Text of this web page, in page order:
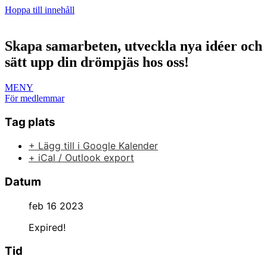
Hoppa till innehåll
Skapa samarbeten, utveckla nya idéer och
sätt upp din drömpjäs hos oss!
MENY
För medlemmar
Tag plats
+ Lägg till i Google Kalender
+ iCal / Outlook export
Datum
feb 16 2023
Expired!
Tid